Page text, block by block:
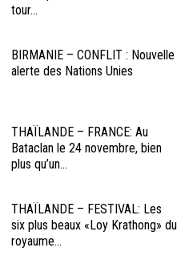
tour...
BIRMANIE – CONFLIT : Nouvelle
alerte des Nations Unies
THAÏLANDE – FRANCE: Au
Bataclan le 24 novembre, bien
plus qu’un...
THAÏLANDE – FESTIVAL: Les
six plus beaux «Loy Krathong» du
royaume...